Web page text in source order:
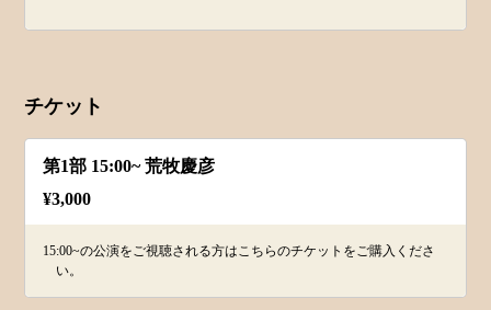
チケット
第1部 15:00~ 荒牧慶彦
¥3,000
15:00~の公演をご視聴される方はこちらのチケットをご購入くださ
い。